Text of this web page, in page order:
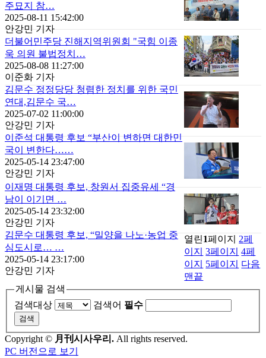
주묘지 참…
2025-08-11 15:42:00
안강민 기자
더불어민주당 진해지역위원회 "국힘 이종
욱 의원 불법정치…
2025-08-08 11:27:00
이준화 기자
김문수 정정당당 청렴한 정치를 위한 국민
연대,김문수 국…
2025-07-02 11:00:00
안강민 기자
이준석 대통령 후보 “부산이 변하면 대한민
국이 변한다……
2025-05-14 23:47:00
안강민 기자
이재명 대통령 후보, 창원서 집중유세 “경
남이 이기면 …
2025-05-14 23:32:00
안강민 기자
김문수 대통령 후보, “밀양을 나노·농업 중
심도시로… …
2025-05-14 23:17:00
안강민 기자
열린1페이지 2페
이지
3페이지 4페
이지
5페이지
다음
맨끝
게시물 검색
검색대상
검색어 필수
Copyright © 月刊시사우리. All rights reserved.
PC 버전으로 보기